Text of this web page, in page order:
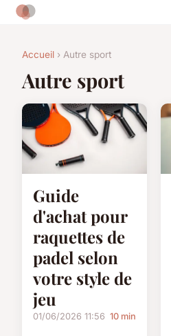
Accueil › Autre sport
Autre sport
Guide
d'achat pour
raquettes de
padel selon
votre style de
jeu
01/06/2026 11:56 10 min